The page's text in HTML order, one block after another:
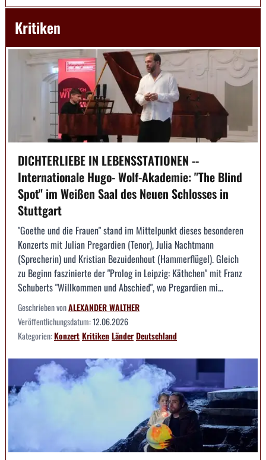
Kritiken
DICHTERLIEBE IN LEBENSSTATIONEN --
Internationale Hugo- Wolf-Akademie: "The Blind
Spot" im Weißen Saal des Neuen Schlosses in
Stuttgart
"Goethe und die Frauen" stand im Mittelpunkt dieses besonderen
Konzerts mit Julian Pregardien (Tenor), Julia Nachtmann
(Sprecherin) und Kristian Bezuidenhout (Hammerflügel). Gleich
zu Beginn faszinierte der "Prolog in Leipzig: Käthchen" mit Franz
Schuberts "Willkommen und Abschied", wo Pregardien mi...
Geschrieben vonALEXANDER WALTHER
Veröffentlichungsdatum:12.06.2026
Kategorien:KonzertKritikenLänderDeutschland